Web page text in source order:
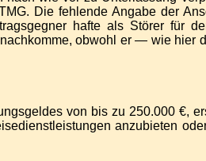
Die fehlende Angabe der
hafte als Störer für
obwohl er — wie hier
von bis zu 250.000 €,
anzubieten